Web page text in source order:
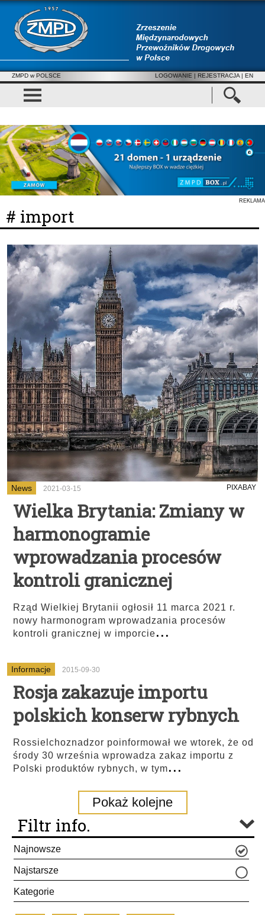
ZMPD w POLSCE LOGOWANIE | REJESTRACJA | EN
REKLAMA
# import
News 2021-03-15 PIXABAY
Wielka Brytania: Zmiany w
harmonogramie
wprowadzania procesów
kontroli granicznej
Rząd Wielkiej Brytanii ogłosił 11 marca 2021 r.
nowy harmonogram wprowadzania procesów
kontroli granicznej w imporcie...
Informacje 2015-09-30
Rosja zakazuje importu
polskich konserw rybnych
Rossielchoznadzor poinformował we wtorek, że od
środy 30 września wprowadza zakaz importu z
Polski produktów rybnych, w tym...
Pokaż kolejne
Filtr info.
Najnowsze
Najstarsze
Kategorie